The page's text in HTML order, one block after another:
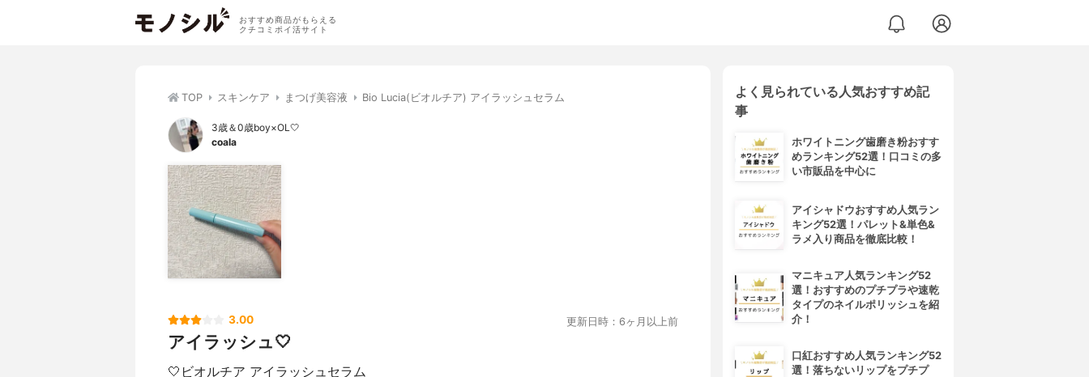
おすすめ商品がもらえる
クチコミポイ活サイト
TOP スキンケア まつげ美容液 Bio Lucia(ビオルチア) アイラッシュセラム
3歳＆0歳boy×OL🤍
coala
3.00 更新日時：6ヶ月以上前
アイラッシュ🤍
🤍ビオルチア アイラッシュセラム
よく見られている人気おすすめ記
事
ホワイトニング歯磨き粉おすす
めランキング52選！口コミの多
い市販品を中心に
アイシャドウおすすめ人気ラン
キング52選！パレット&単色&
ラメ入り商品を徹底比較！
マニキュア人気ランキング52
選！おすすめのプチプラや速乾
タイプのネイルポリッシュを紹
介！
口紅おすすめ人気ランキング52
選！落ちないリップをプチプ